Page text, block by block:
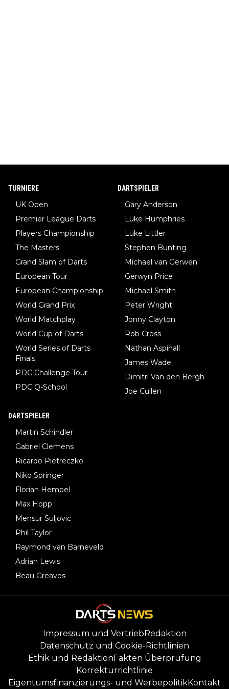
TURNIERE
UK Open
Premier League Darts
Players Championship
The Masters
Grand Slam of Darts
European Tour
European Championship
World Grand Prix
World Matchplay
World Cup of Darts
World Series of Darts
Finals
PDC Challenge Tour
PDC Q-School
DARTSPIELER
Gary Anderson
Luke Humphries
Luke Littler
Stephen Bunting
Michael van Gerwen
Gerwyn Price
Michael Smith
Peter Wright
Jonny Clayton
Rob Cross
Nathan Aspinall
James Wade
Dimitri Van den Bergh
Joe Cullen
DARTSPIELER
Martin Schindler
Gabriel Clemens
Ricardo Pietreczko
Niko Springer
Florian Hempel
Max Hopp
Mensur Suljovic
Phil Taylor
Raymond van Barneveld
Adrian Lewis
Beau Greaves
Impressum und VertriebRedaktion
Datenschutz und Cookie-Richtlinien
Ethik und RedaktionFakten Überprüfung
Korrekturrichtlinie
Eigentumsfinanzierungs- und WerbepolitikKontakt